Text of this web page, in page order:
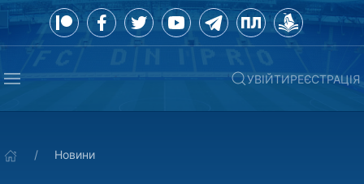
УВІЙТИРЕЄСТРАЦІЯ
Новини